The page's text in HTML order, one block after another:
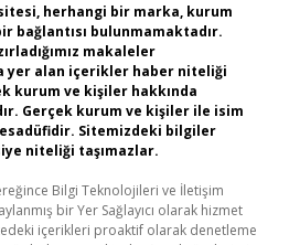
herhangi bir marka, kurum
bağlantısı bulunmamaktadır.
makaleler
yer alan içerikler haber niteliği
kurum ve kişiler hakkında
Gerçek kurum ve kişiler ile isim
Sitemizdeki bilgiler
niteliği taşımazlar.
Bilgi Teknolojileri ve İletişim
bir Yer Sağlayıcı olarak hizmet
içerikleri proaktif olarak denetleme